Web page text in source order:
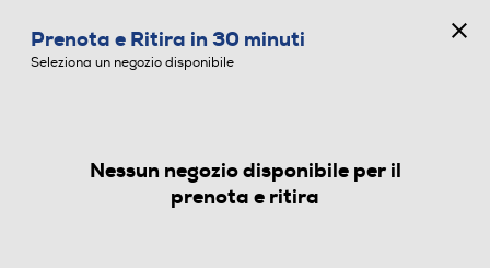
LAVATRICI STANDARD
Prenota e Ritira in 30 minuti
Seleziona un negozio disponibile
Nessun negozio disponibile per il
prenota e ritira